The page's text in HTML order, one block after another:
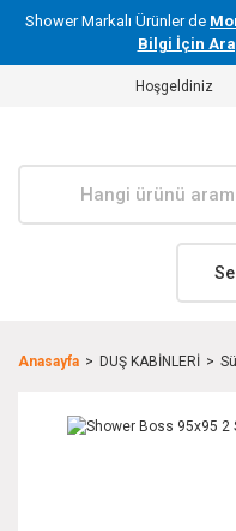
Shower Markalı Ürünler de
Bilgi İçin
Hoşgeldiniz
Anasayfa DUŞ KABİNLERİ